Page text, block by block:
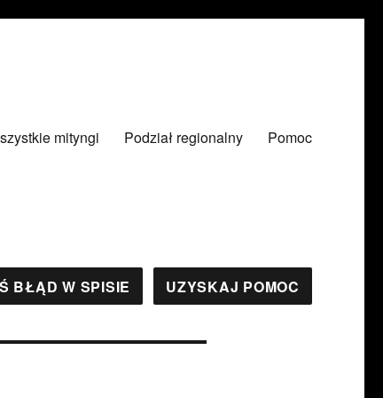
mityngi Podział regionalny Pomoc
BŁĄD W SPISIE UZYSKAJ POMOC